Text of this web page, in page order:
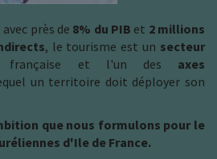
près de 8% du PIB et 2 millions
, le tourisme est un secteur
française et l'un des axes
un territoire doit déployer son
que nous formulons pour le
d'Ile de France.